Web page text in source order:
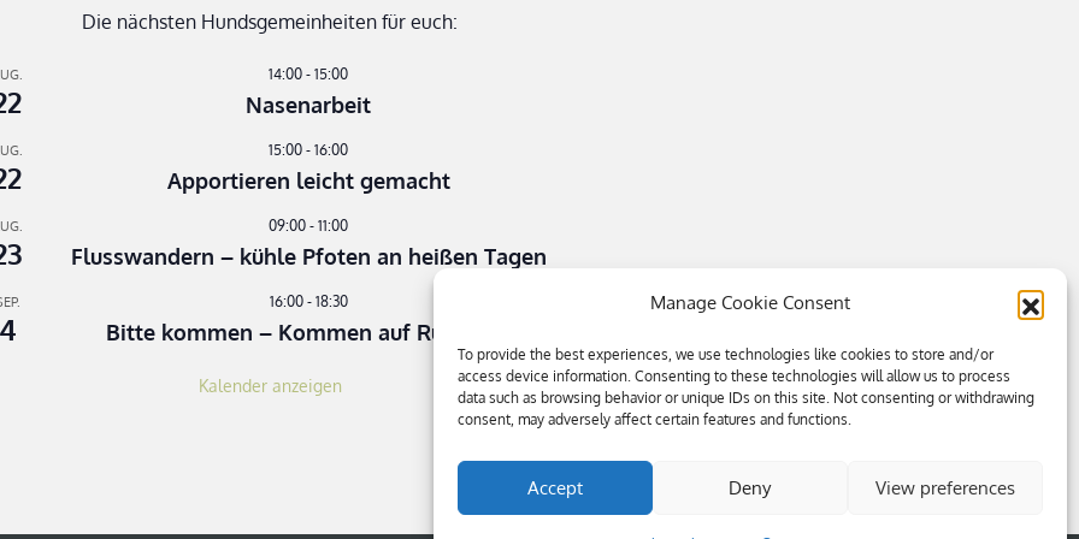
Manage Cookie Consent
To provide the best experiences, we use technologies like cookies to store and/or
access device information. Consenting to these technologies will allow us to process
data such as browsing behavior or unique IDs on this site. Not consenting or withdrawing
consent, may adversely affect certain features and functions.
Accept Deny View preferences
Die nächsten Hundsgemeinheiten für euch:
14:00 - 15:00
Nasenarbeit
15:00 - 16:00
Apportieren leicht gemacht
09:00 - 11:00
Flusswandern – kühle Pfoten an heißen Tagen
4
16:00- 18:30
Bitte kommen – Kommen auf Ruf Teil 3
Kalender anzeigen